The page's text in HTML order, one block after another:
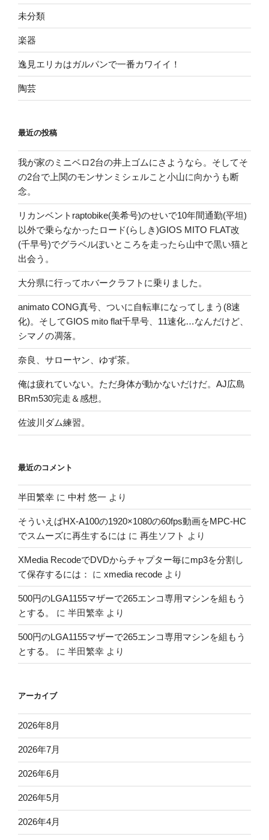
未分類
楽器
逸見エリカはガルパンで一番カワイイ！
陶芸
最近の投稿
我が家のミニベロ2台の井上ゴムにさようなら。そしてそ
の2台で上関のモンサンミシェルこと小山に向かうも断
念。
リカンベントraptobike(美希号)のせいで10年間通勤(平坦)
以外で乗らなかったロード(らしき)GIOS MITO FLAT改
(千早号)でグラベルぽいところを走ったら山中で黒い猫と
出会う。
大分県に行ってホバークラフトに乗りました。
animato CONG真号、ついに自転車になってしまう(8速
化)。そしてGIOS mito flat千早号、11速化…なんだけど、
シマノの凋落。
奈良、サローヤン、ゆず茶。
俺は疲れていない。ただ身体が動かないだけだ。AJ広島
BRm530完走＆感想。
佐波川ダム練習。
最近のコメント
半田繁幸 に 中村 悠一 より
そういえばHX-A100の1920×1080の60fps動画をMPC-HC
でスムーズに再生するには に 再生ソフト より
XMedia RecodeでDVDからチャプター毎にmp3を分割し
て保存するには：
に xmedia recode より
500円のLGA1155マザーで265エンコ専用マシンを組もう
とする。
に 半田繁幸 より
500円のLGA1155マザーで265エンコ専用マシンを組もう
とする。
に 半田繁幸 より
アーカイブ
2026年8月
2026年7月
2026年6月
2026年5月
2026年4月